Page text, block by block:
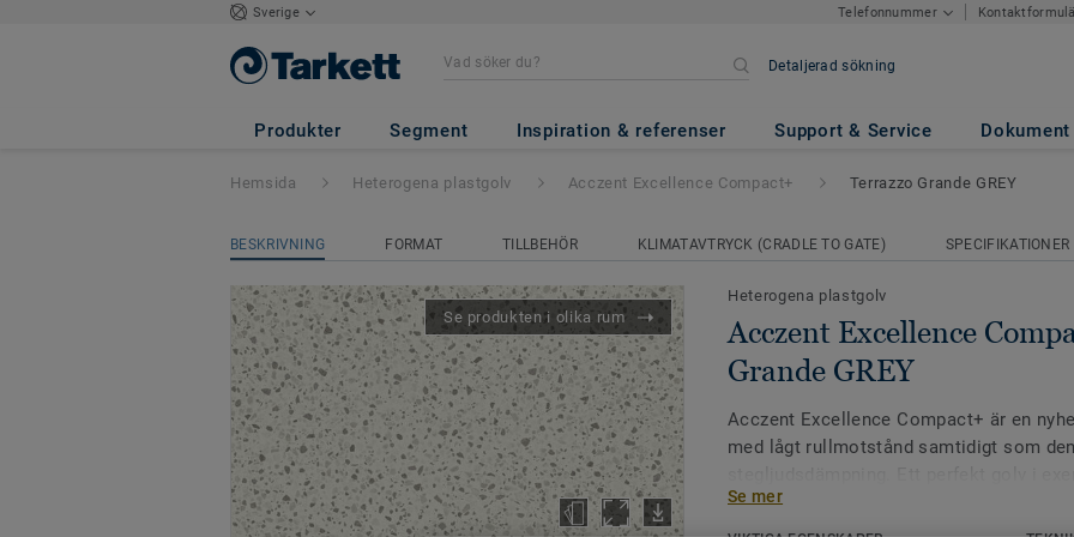
Sverige Telefonnummer
Detaljerad sökning
Produkter Segment Inspiration & referenser Support & Service Dokument
Acczent Excellence Compact+ - Terrazzo Grande
Hemsida Heterogena plastgolv Acczent Excellence Compact+ Terrazzo Grande GREY
BESKRIVNING FORMAT TILLBEHÖR KLIMATAVTRYCK (CRADLE TO GATE) SPECIFIKATIONER
Se produkten i olika rum
Heterogena plastgolv
Acczent Excellence
Grande GREY
Acczent Excellence Compact+ är en
med lågt rullmotstånd samtidigt som
och äldreboenden med hög trafik där
arbetsmiljö är i fokus.
Se mer